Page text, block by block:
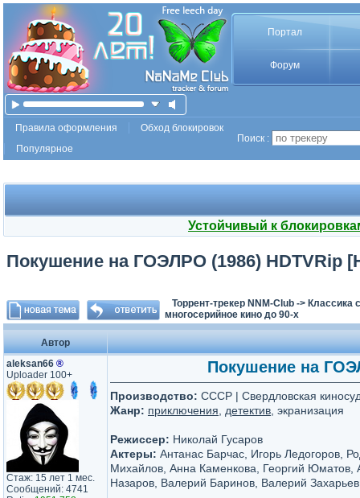
Портал
Форум
Правила оформления
Обход блокировок
Популярное
Поиск :
Устойчивый к
Покушение на ГОЭЛРО (1986) HDTVRip
Торрент-трекер NNM-Club -> Классика
многосерийное кино до 90-х
Автор
aleksan66 ®
Uploader 100+
Стаж: 15 лет 1 мес.
Сообщений: 4741
Покушение на
Производство: СССР | Свердловская
Жанр: приключения детектив , экранизация
Режиссер: Николай Гусаров
Актеры: Антанас Барчас, Игорь Ледогоров,
Михайлов, Анна Каменкова, Георгий Юматов,
Назаров, Валерий Баринов, Валерий